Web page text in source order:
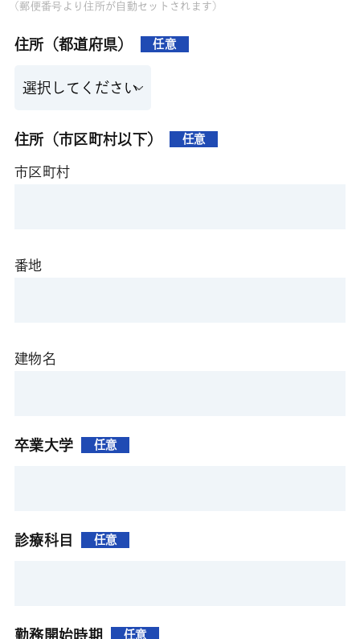
(郵便番号より住所が自動セットされます)
住所（都道府県） 任意
住所（市区町村以下） 任意
市区町村
番地
建物名
卒業大学 任意
診療科目 任意
勤務開始時期 任意